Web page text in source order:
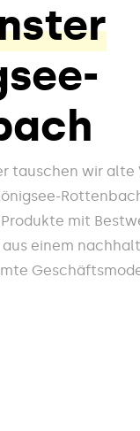
tauschen wir alte
mit
einem